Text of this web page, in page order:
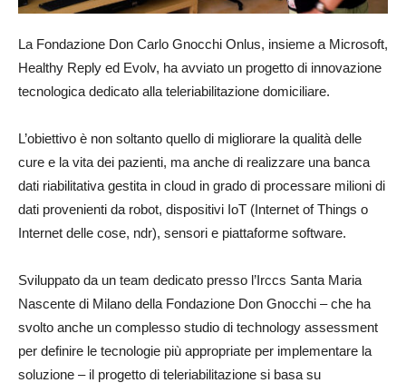
La Fondazione Don Carlo Gnocchi Onlus, insieme a Microsoft,
Healthy Reply ed Evolv, ha avviato un progetto di innovazione
tecnologica dedicato alla teleriabilitazione domiciliare.
L’obiettivo è non soltanto quello di migliorare la qualità delle
cure e la vita dei pazienti, ma anche di realizzare una banca
dati riabilitativa gestita in cloud in grado di processare milioni di
dati provenienti da robot, dispositivi IoT (Internet of Things o
Internet delle cose, ndr), sensori e piattaforme software.
Sviluppato da un team dedicato presso l’Irccs Santa Maria
Nascente di Milano della Fondazione Don Gnocchi – che ha
svolto anche un complesso studio di technology assessment
per definire le tecnologie più appropriate per implementare la
soluzione – il progetto di teleriabilitazione si basa su